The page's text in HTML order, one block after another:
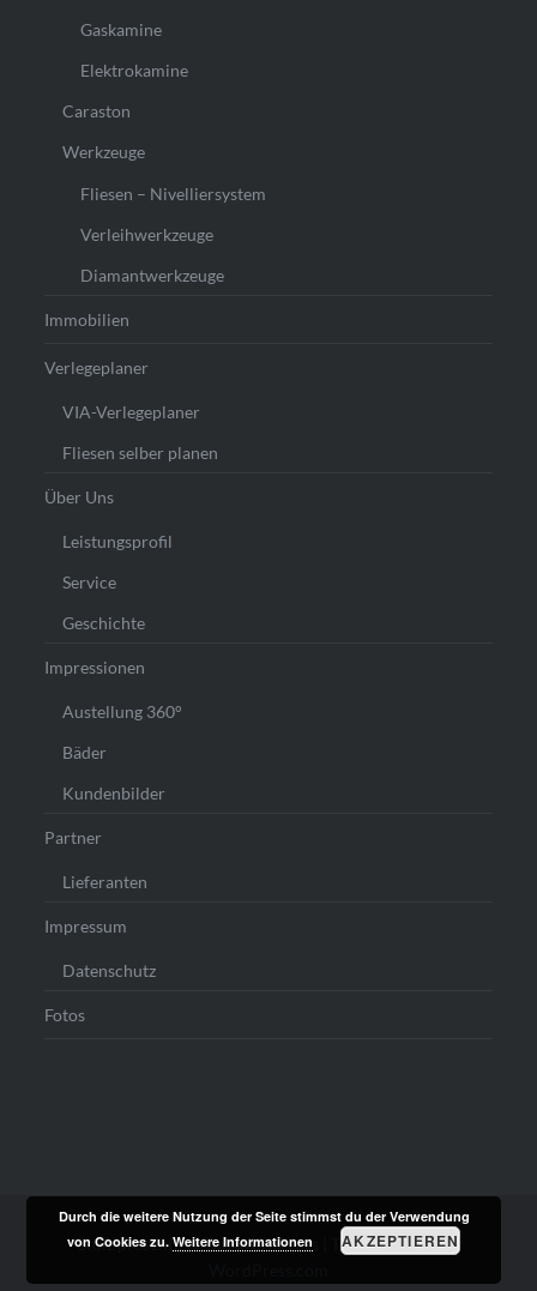
Gaskamine
Elektrokamine
Caraston
Werkzeuge
Fliesen – Nivelliersystem
Verleihwerkzeuge
Diamantwerkzeuge
Immobilien
Verlegeplaner
VIA-Verlegeplaner
Fliesen selber planen
Über Uns
Leistungsprofil
Service
Geschichte
Impressionen
Austellung 360°
Bäder
Kundenbilder
Partner
Lieferanten
Impressum
Datenschutz
Fotos
Stolz präsentiert von WordPress
Theme: Dyad von
Durch die weitere Nutzung der Seite stimmst du der Verwendung
von Cookies zu.Weitere Informationen AKZEPTIEREN